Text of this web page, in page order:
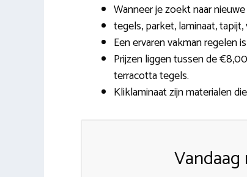
Wanneer je zoekt naar
tegels, parket, laminaat,
Een ervaren vakman regelen
Prijzen liggen tussen de
terracotta tegels.
Kliklaminaat zijn materialen